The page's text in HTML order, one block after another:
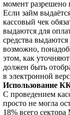
момент разрешено
Если займ
кассовый чек
выдаются для
средства
возможно,
этом, как
должен быть
в электронной
Использование
С проведением
просто не могла
18% всего